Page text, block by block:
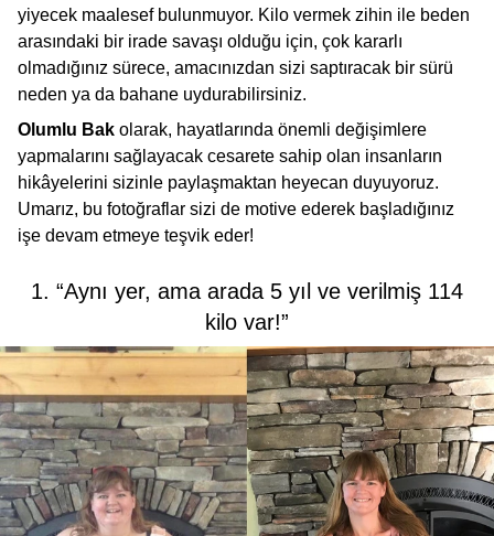
yiyecek maalesef bulunmuyor. Kilo vermek zihin ile beden
arasındaki bir irade savaşı olduğu için, çok kararlı
olmadığınız sürece, amacınızdan sizi saptıracak bir sürü
neden ya da bahane uydurabilirsiniz.
Olumlu Bak olarak, hayatlarında önemli değişimlere
yapmalarını sağlayacak cesarete sahip olan insanların
hikâyelerini sizinle paylaşmaktan heyecan duyuyoruz.
Umarız, bu fotoğraflar sizi de motive ederek başladığınız
işe devam etmeye teşvik eder!
1. “Aynı yer, ama arada 5 yıl ve verilmiş 114
kilo var!”